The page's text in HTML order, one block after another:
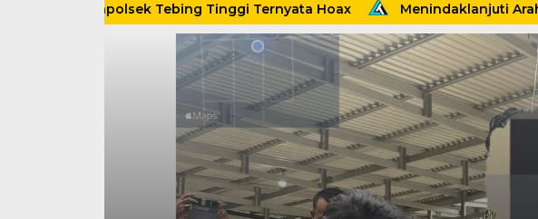
Kapolsek Tebing Tinggi Ternyata Hoax Menindaklanjuti Arahan